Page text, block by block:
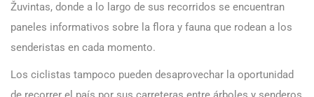
Žuvintas, donde a lo largo de sus recorridos se encuentran
paneles informativos sobre la flora y fauna que rodean a los
senderistas en cada momento.
Los ciclistas tampoco pueden desaprovechar la oportunidad